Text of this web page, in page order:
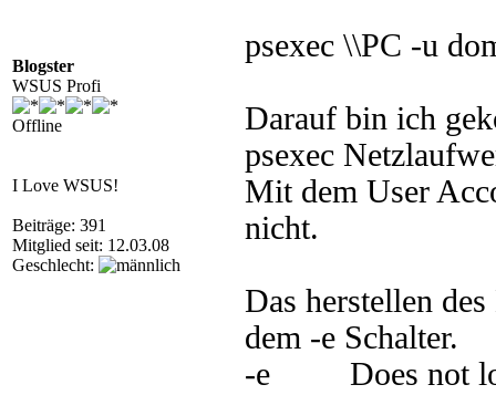
Blogster
WSUS Profi
Offline
I Love WSUS!
Beiträge: 391
Mitglied seit: 12.03.08
Geschlecht:
psexec \\PC -u
Darauf bin ich
psexec
Mit dem User
nicht.
Das herstellen
dem -e Schalter.
-e Does not